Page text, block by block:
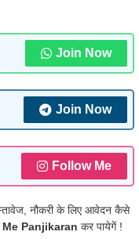
Join Now
Join Now
Follow Me
नौकरी के लिए आवेदन कैसे
Panjikaran कर पायेगें !